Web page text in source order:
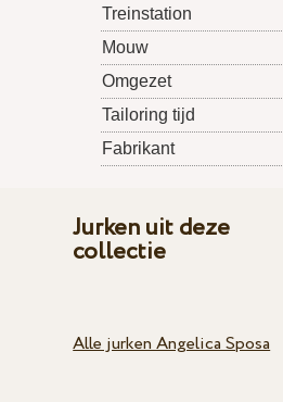
Treinstation
Mouw
Omgezet
Tailoring tijd
Fabrikant
Jurken uit deze
collectie
Alle jurken Angelica Sposa